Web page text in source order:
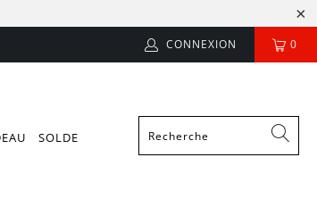
CONNEXION 0
SOLDE